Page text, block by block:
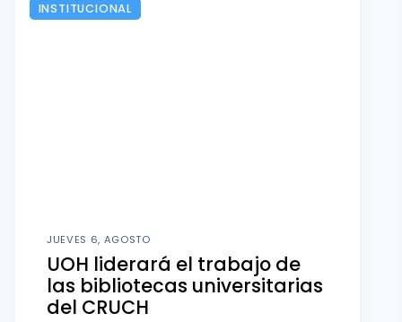
INSTITUCIONAL
JUEVES 6, AGOSTO
UOH liderará el trabajo de
las bibliotecas universitarias
del CRUCH